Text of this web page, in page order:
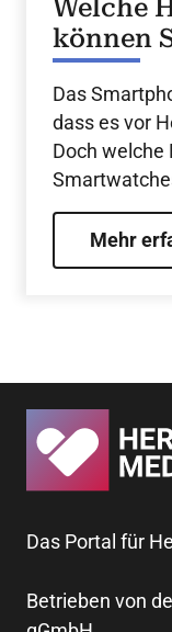
Welche
können
erkennen?
Das
dass es vor
Doch welche
Mehr
Das Portal für
Betrieben von